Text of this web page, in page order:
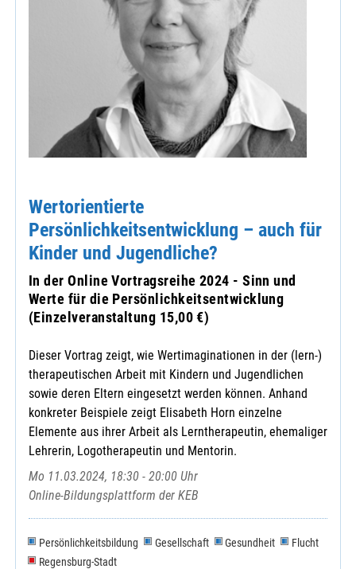
Wertorientierte
Persönlichkeitsentwicklung – auch für
Kinder und Jugendliche?
In der Online Vortragsreihe 2024 - Sinn und
Werte für die Persönlichkeitsentwicklung
(Einzelveranstaltung 15,00 €)
Dieser Vortrag zeigt, wie Wertimaginationen in der (lern-)
therapeutischen Arbeit mit Kindern und Jugendlichen
sowie deren Eltern eingesetzt werden können. Anhand
konkreter Beispiele zeigt Elisabeth Horn einzelne
Elemente aus ihrer Arbeit als Lerntherapeutin, ehemaliger
Lehrerin, Logotherapeutin und Mentorin.
Mo 11.03.2024, 18:30 - 20:00 Uhr
Online-Bildungsplattform der KEB
Persönlichkeitsbildung Gesellschaft Gesundheit
Flucht
Regensburg-Stadt